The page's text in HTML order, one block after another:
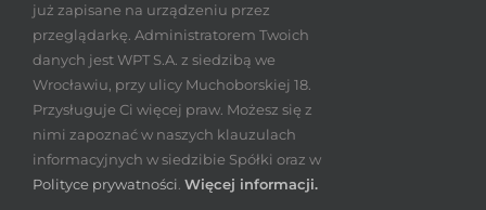
© Copyright 2026 | Wrocławski Park Technologiczny S.A.
Rights Reserved | Projekt i wykonanieInsight. Komunikujemy.
Kompleksowo.
już zapisane na urządzeniu przez
przeglądarkę. Administratorem Twoich
danych jest WPT S.A. z siedzibą we
Wrocławiu, przy ulicy Muchoborskiej 18.
Przysługuje Ci więcej praw. Możesz się z
nimi zapoznać w naszych klauzulach
informacyjnych w siedzibie Spółki oraz w
Polityce prywatności Więcej informacji.